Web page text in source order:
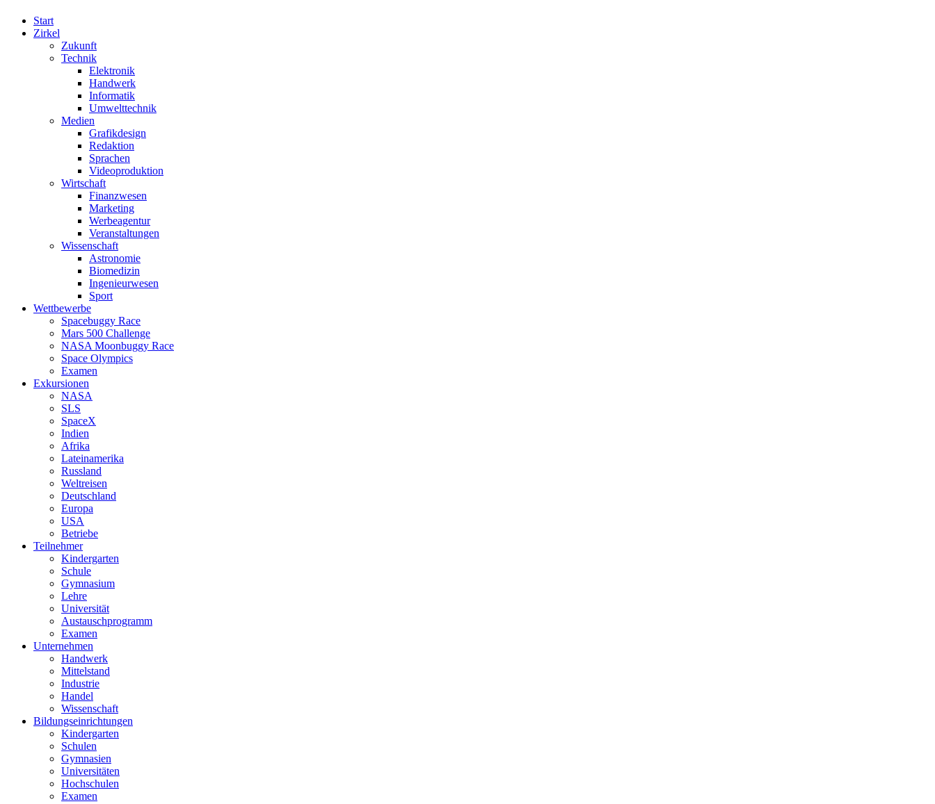
Start
Zirkel
Zukunft
Technik
Elektronik
Handwerk
Informatik
Umwelttechnik
Medien
Grafikdesign
Redaktion
Sprachen
Videoproduktion
Wirtschaft
Finanzwesen
Marketing
Werbeagentur
Veranstaltungen
Wissenschaft
Astronomie
Biomedizin
Ingenieurwesen
Sport
Wettbewerbe
Spacebuggy Race
Mars 500 Challenge
NASA Moonbuggy Race
Space Olympics
Examen
Exkursionen
NASA
SLS
SpaceX
Indien
Afrika
Lateinamerika
Russland
Weltreisen
Deutschland
Europa
USA
Betriebe
Teilnehmer
Kindergarten
Schule
Gymnasium
Lehre
Universität
Austauschprogramm
Examen
Unternehmen
Handwerk
Mittelstand
Industrie
Handel
Wissenschaft
Bildungseinrichtungen
Kindergarten
Schulen
Gymnasien
Universitäten
Hochschulen
Examen